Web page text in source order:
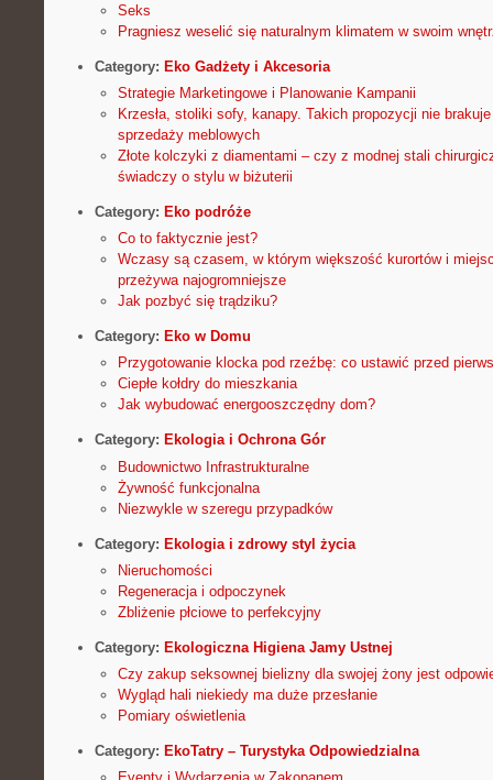
Seks
Pragniesz weselić się naturalnym klimatem w swoim
Category: Eko Gadżety i Akcesoria
Strategie Marketingowe i Planowanie Kampanii
Krzesła, stoliki sofy, kanapy. Takich propozycji nie
sprzedaży meblowych
Złote kolczyki z diamentami – czy z modnej stali
świadczy o stylu w biżuterii
Category: Eko podróże
Co to faktycznie jest?
Wczasy są czasem, w którym większość kurortów i
przeżywa najogromniejsze
Jak pozbyć się trądziku?
Category: Eko w Domu
Przygotowanie klocka pod rzeźbę: co ustawić przed
Ciepłe kołdry do mieszkania
Jak wybudować energooszczędny dom?
Category: Ekologia i Ochrona Gór
Budownictwo Infrastrukturalne
Żywność funkcjonalna
Niezwykle w szeregu przypadków
Category: Ekologia i zdrowy styl życia
Nieruchomości
Regeneracja i odpoczynek
Zbliżenie płciowe to perfekcyjny
Category: Ekologiczna Higiena Jamy Ustnej
Czy zakup seksownej bielizny dla swojej żony jest
Wygląd hali niekiedy ma duże przesłanie
Pomiary oświetlenia
Category: EkoTatry – Turystyka Odpowiedzialna